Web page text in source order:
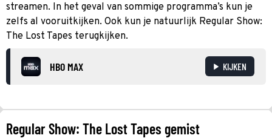
streamen. In het geval van sommige programma’s kun je
zelfs al vooruitkijken. Ook kun je natuurlijk Regular Show:
The Lost Tapes terugkijken.
HBO MAX KIJKEN
Regular Show: The Lost Tapes gemist